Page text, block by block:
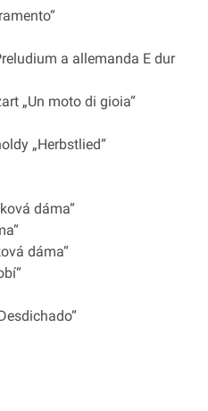
a allemanda E dur
„Un moto di gioia“
„Herbstlied“
dáma“
dáma“